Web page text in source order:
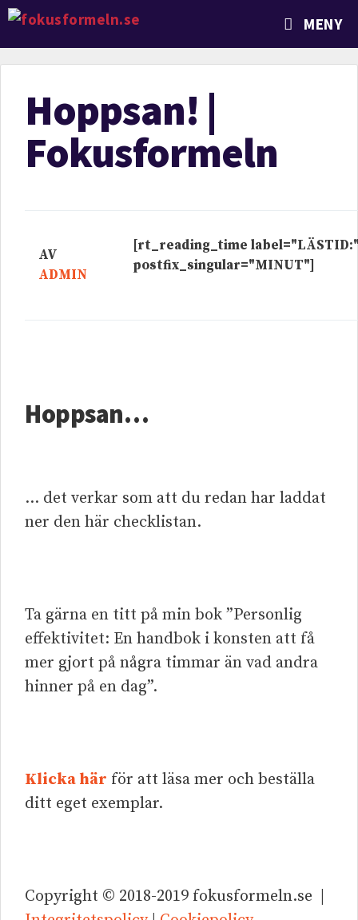
MENY
Hoppsan! |
Fokusformeln
AV
ADMIN
[rt_reading_time
postfix_singular="MINUT"]
Hoppsan…
… det verkar som att du redan har laddat
ner den här checklistan.
Ta gärna en titt på min bok ”Personlig
effektivitet: En handbok i konsten att få
mer gjort på några timmar än vad andra
hinner på en dag”.
Klicka här för att läsa mer och beställa
ditt eget exemplar.
Copyright © 2018-2019 fokusformeln.se |